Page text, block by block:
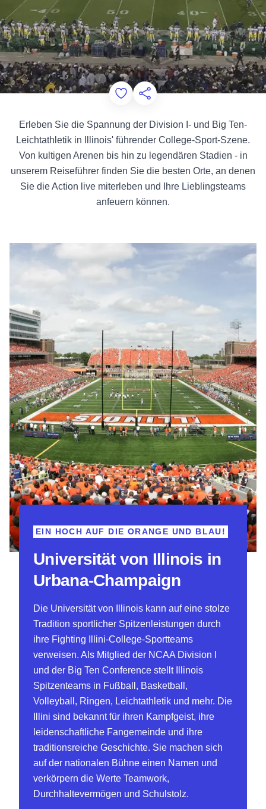
Add to Favorites
Diese Seite teilen
Erleben Sie die Spannung der Division I- und Big Ten-
Leichtathletik in Illinois' führender College-Sport-Szene.
Von kultigen Arenen bis hin zu legendären Stadien - in
unserem Reiseführer finden Sie die besten Orte, an denen
Sie die Action live miterleben und Ihre Lieblingsteams
anfeuern können.
Universität von Illinois in
Urbana-Champaign
EIN HOCH AUF DIE ORANGE UND BLAU!
Die Universität von Illinois kann auf eine stolze
Tradition sportlicher Spitzenleistungen durch
ihre Fighting Illini-College-Sportteams
verweisen. Als Mitglied der NCAA Division I
und der Big Ten Conference stellt Illinois
Spitzenteams in Fußball, Basketball,
Volleyball, Ringen, Leichtathletik und mehr. Die
Illini sind bekannt für ihren Kampfgeist, ihre
leidenschaftliche Fangemeinde und ihre
traditionsreiche Geschichte. Sie machen sich
auf der nationalen Bühne einen Namen und
verkörpern die Werte Teamwork,
Durchhaltevermögen und Schulstolz.